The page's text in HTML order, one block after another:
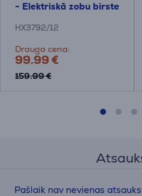
- Elektriskā zobu birste
HX3792/12
Drauga cena:
99.99 €
159.99 €
Pašlaik nav nevienas